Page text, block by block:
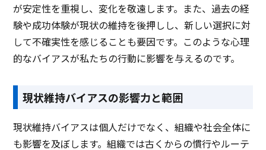
クラウド保存可
オリジナルコンテンツ作成
マルチデバイス対応
インジェクション攻撃防御
が安定性を重視し、変化を敬遠します。また、過去の経
験や成功体験が現状の維持を後押しし、新しい選択に対
して不確実性を感じることも要因です。このような心理
的なバイアスが私たちの行動に影響を与えるのです。
現状維持バイアスの影響力と範囲
現状維持バイアスは個人だけでなく、組織や社会全体に
も影響を及ぼします。組織では古くからの慣行やルーテ